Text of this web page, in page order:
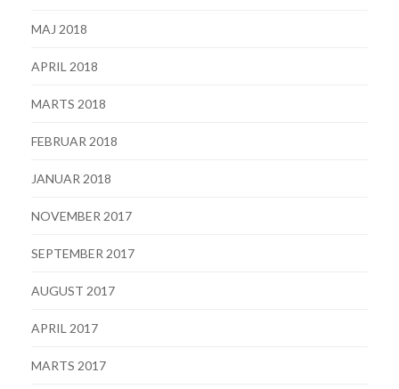
MAJ 2018
APRIL 2018
MARTS 2018
FEBRUAR 2018
JANUAR 2018
NOVEMBER 2017
SEPTEMBER 2017
AUGUST 2017
APRIL 2017
MARTS 2017